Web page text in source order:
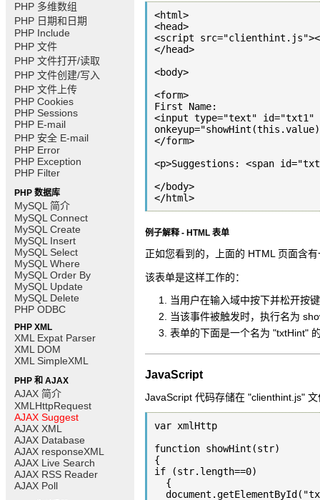
PHP 多维数组
PHP 日期和日期
PHP Include
PHP 文件
PHP 文件打开/读取
PHP 文件创建/写入
PHP 文件上传
PHP Cookies
PHP Sessions
PHP E-mail
PHP 安全 E-mail
PHP Error
PHP Exception
PHP Filter
PHP 数据库
MySQL 简介
MySQL Connect
MySQL Create
MySQL Insert
MySQL Select
MySQL Where
MySQL Order By
MySQL Update
MySQL Delete
PHP ODBC
PHP XML
XML Expat Parser
XML DOM
XML SimpleXML
PHP 和 AJAX
AJAX 简介
XMLHttpRequest
AJAX Suggest
AJAX XML
AJAX Database
AJAX responseXML
AJAX Live Search
AJAX RSS Reader
AJAX Poll
<html>
<head>
<script
</head>
<body>
<form>
First Name:
<input type="text" id="txt1"
</form>
<p>Suggestions: <span
</body>
</html>
例子解释 - HTML 表单
正如您看到的，上面的 HTML 页面含
该表单是这样工作的：
当用户在输入域中按下并松开按
当该事件被触发时，执行名为
表单的下面是一个名为 "txtHint"
JavaScript
JavaScript 代码存储在 "clienthint.js"
var xmlHttp
function showHint(str)
{
if (str.length==0)